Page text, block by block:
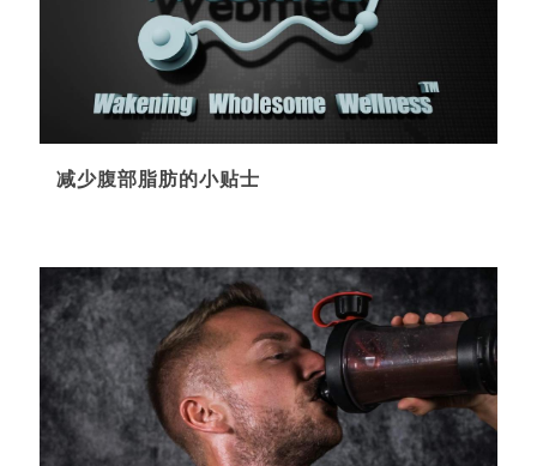
减少腹部脂肪的小贴士